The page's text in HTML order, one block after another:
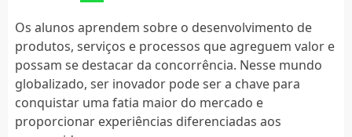
Os alunos aprendem sobre o desenvolvimento de
produtos, serviços e processos que agreguem valor e
possam se destacar da concorrência. Nesse mundo
globalizado, ser inovador pode ser a chave para
conquistar uma fatia maior do mercado e
proporcionar experiências diferenciadas aos